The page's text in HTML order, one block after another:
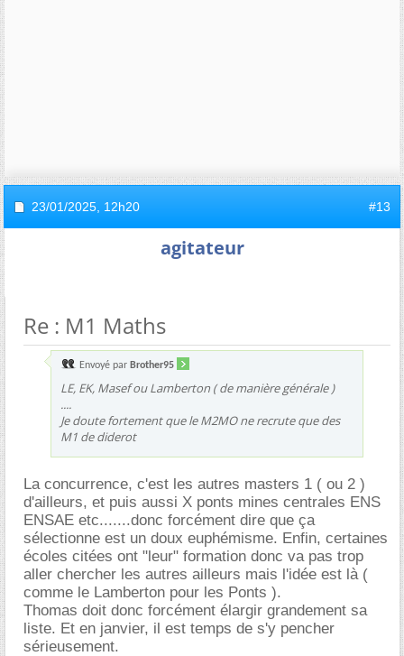
23/01/2025, 12h20 #13
agitateur
Re : M1 Maths
Envoyé par Brother95
LE, EK, Masef ou Lamberton ( de manière générale )
....
Je doute fortement que le M2MO ne recrute que des
M1 de diderot
La concurrence, c'est les autres masters 1 ( ou 2 )
d'ailleurs, et puis aussi X ponts mines centrales ENS
ENSAE etc.......donc forcément dire que ça
sélectionne est un doux euphémisme. Enfin, certaines
écoles citées ont "leur" formation donc va pas trop
aller chercher les autres ailleurs mais l'idée est là (
comme le Lamberton pour les Ponts ).
Thomas doit donc forcément élargir grandement sa
liste. Et en janvier, il est temps de s'y pencher
sérieusement.